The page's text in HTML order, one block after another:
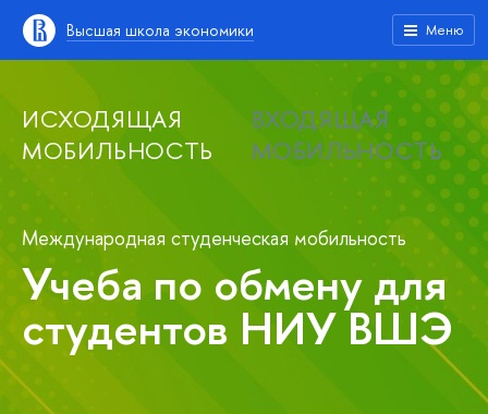
Высшая школа экономики Меню
ИСХОДЯЩАЯ
МОБИЛЬНОСТЬ
ВХОДЯЩАЯ
МОБИЛЬНОСТЬ
Международная студенческая мобильность
Учеба по обмену для
студентов НИУ ВШЭ